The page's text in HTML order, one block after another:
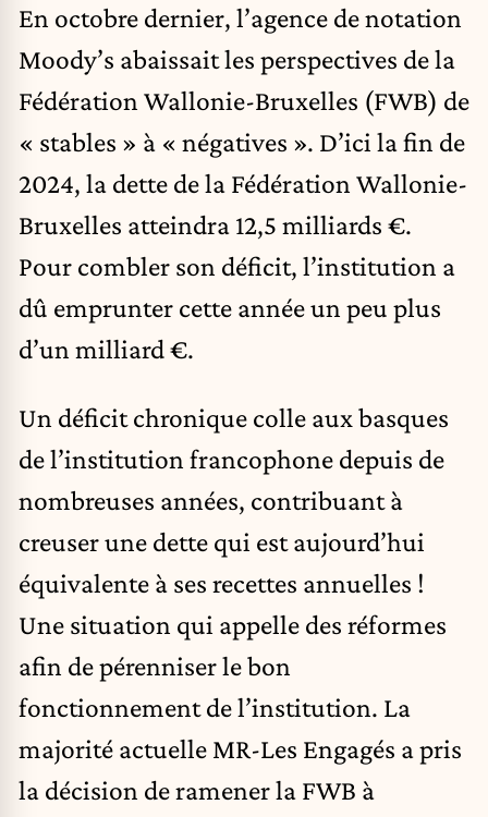
En octobre dernier, l’agence de notation
Moody’s abaissait les perspectives de la
Fédération Wallonie-Bruxelles (FWB) de
« stables » à « négatives ». D’ici la fin de
2024, la dette de la Fédération Wallonie-
Bruxelles atteindra 12,5 milliards €.
Pour combler son déficit, l’institution a
dû emprunter cette année un peu plus
d’un milliard €.
Un déficit chronique colle aux basques
de l’institution francophone depuis de
nombreuses années, contribuant à
creuser une dette qui est aujourd’hui
équivalente à ses recettes annuelles !
Une situation qui appelle des réformes
afin de pérenniser le bon
fonctionnement de l’institution. La
majorité actuelle MR-Les Engagés a pris
la décision de ramener la FWB à